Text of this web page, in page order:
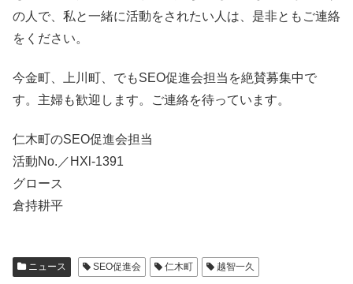
の人で、私と一緒に活動をされたい人は、是非ともご連絡
をください。
今金町、上川町、でもSEO促進会担当を絶賛募集中で
す。主婦も歓迎します。ご連絡を待っています。
仁木町のSEO促進会担当
活動No.／HXl-1391
グロース
倉持耕平
ニュース SEO促進会 仁木町 越智一久